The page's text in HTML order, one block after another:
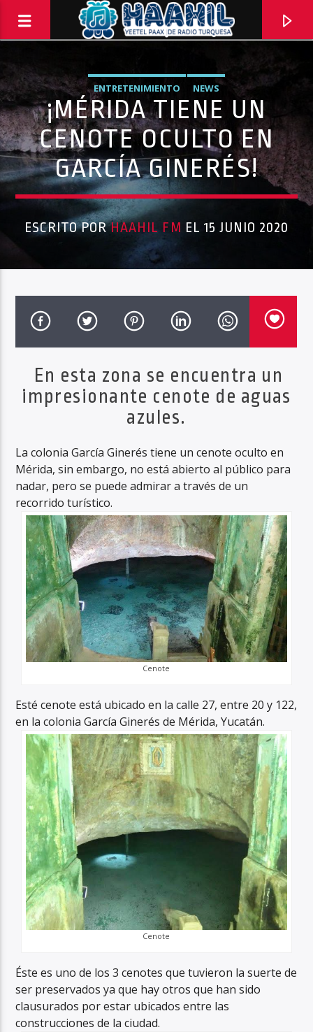
PROGRAMA ACTUAL
Haahil FM
ENTRETENIMIENTO NEWS
¡MÉRIDA TIENE UN
CENOTE OCULTO EN
GARCÍA GINERÉS!
ESCRITO PORHAAHIL FM EL 15 JUNIO 2020
En esta zona se encuentra un
impresionante cenote de aguas
azules.
La colonia García Ginerés tiene un cenote oculto en
Mérida, sin embargo, no está abierto al público para
nadar, pero se puede admirar a través de un
recorrido turístico.
Cenote
Esté cenote está ubicado en la calle 27, entre 20 y 122,
en la colonia García Ginerés de Mérida, Yucatán.
Cenote
Éste es uno de los 3 cenotes que tuvieron la suerte de
ser preservados ya que hay otros que han sido
clausurados por estar ubicados entre las
construcciones de la ciudad.